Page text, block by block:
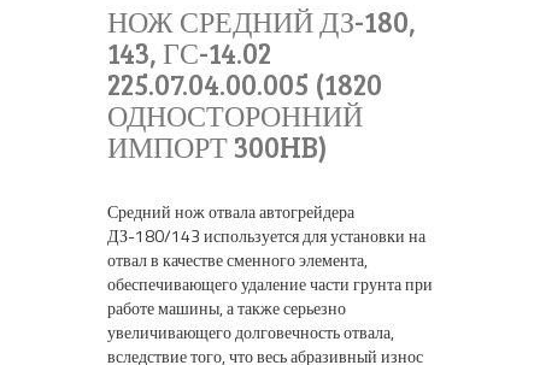
НОЖ СРЕДНИЙ ДЗ-180,
143, ГС-14.02
225.07.04.00.005 (1820
ОДНОСТОРОННИЙ
ИМПОРТ 300HB)
Средний нож отвала автогрейдера
ДЗ-180/143 используется для установки на
отвал в качестве сменного элемента,
обеспечивающего удаление части грунта при
работе машины, а также серьезно
увеличивающего долговечность отвала,
вследствие того, что весь абразивный износ